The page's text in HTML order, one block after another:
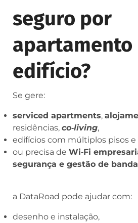
seguro por
edifício?
Se gere:
serviced apartments,
residências, co‑living,
edifícios com múltiplos pisos e
ou precisa de Wi‑Fi
segurança e gestão de banda
a DataRoad pode ajudar com:
desenho e instalação,